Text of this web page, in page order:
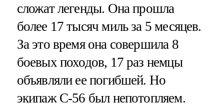
сложат легенды. Она прошла
более 17 тысяч миль за 5 месяцев.
За это время она совершила 8
боевых походов, 17 раз немцы
объявляли ее погибшей. Но
экипаж С-56 был непотопляем.